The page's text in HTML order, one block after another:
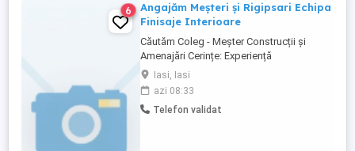
6
Angajăm Meșteri și Rigipsari Echipa
Finisaje Interioare
Căutăm Coleg - Meșter Construcții și
Amenajări Cerințe: Experiență
demonstrabilă în lucrări de construcții,
amenajări și reparații; Persoana serioara,
responsabila, punctuala,orientata catre
detalii. Dacă ești interesat, sună-ne direct
Iasi, Iasi
azi 08:33
Telefon validat